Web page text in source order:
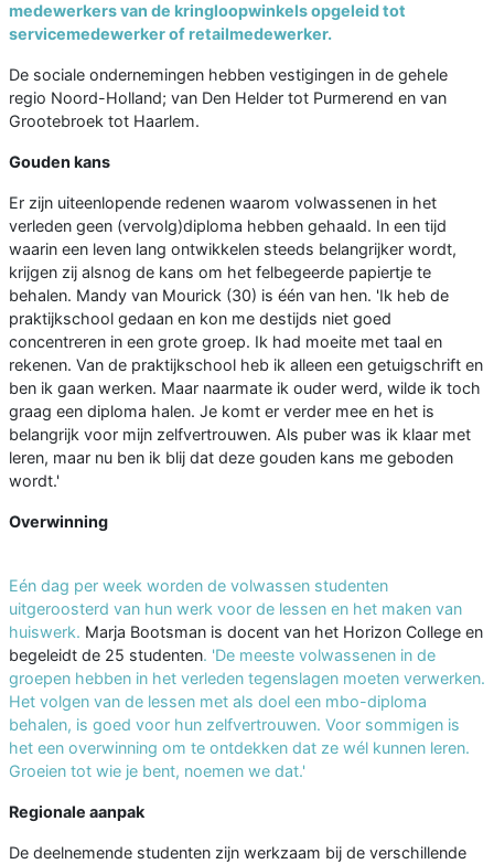
medewerkers van de kringloopwinkels opgeleid tot
servicemedewerker of retailmedewerker.
De sociale ondernemingen hebben vestigingen in de gehele
regio Noord-Holland; van Den Helder tot Purmerend en van
Grootebroek tot Haarlem.
Gouden kans
Er zijn uiteenlopende redenen waarom volwassenen in het
verleden geen (vervolg)diploma hebben gehaald. In een tijd
waarin een leven lang ontwikkelen steeds belangrijker wordt,
krijgen zij alsnog de kans om het felbegeerde papiertje te
behalen. Mandy van Mourick (30) is één van hen. 'Ik heb de
praktijkschool gedaan en kon me destijds niet goed
concentreren in een grote groep. Ik had moeite met taal en
rekenen. Van de praktijkschool heb ik alleen een getuigschrift en
ben ik gaan werken. Maar naarmate ik ouder werd, wilde ik toch
graag een diploma halen. Je komt er verder mee en het is
belangrijk voor mijn zelfvertrouwen. Als puber was ik klaar met
leren, maar nu ben ik blij dat deze gouden kans me geboden
wordt.'
Overwinning
Eén dag per week worden de volwassen studenten
uitgeroosterd van hun werk voor de lessen en het maken van
huiswerk. Marja Bootsman is docent van het Horizon College en
begeleidt de 25 studenten. 'De meeste volwassenen in de
groepen hebben in het verleden tegenslagen moeten verwerken.
Het volgen van de lessen met als doel een mbo-diploma
behalen, is goed voor hun zelfvertrouwen. Voor sommigen is
het een overwinning om te ontdekken dat ze wél kunnen leren.
Groeien tot wie je bent, noemen we dat.'
Regionale aanpak
De deelnemende studenten zijn werkzaam bij de verschillende